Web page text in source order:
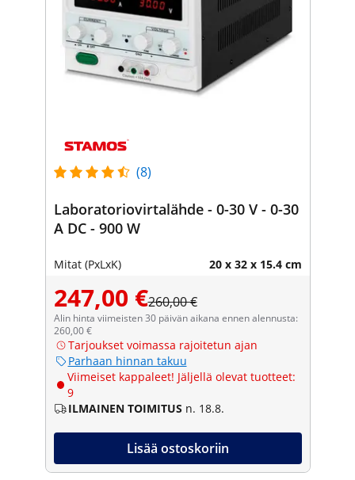
(8)
Laboratoriovirtalähde - 0-30 V - 0-30
A DC - 900 W
Mitat (PxLxK) 20 x 32 x 15.4 cm
247,00 €260,00 €
Alin hinta viimeisten 30 päivän aikana ennen alennusta:
260,00 €
Tarjoukset voimassa rajoitetun ajan
Parhaan hinnan takuu
Viimeiset kappaleet! Jäljellä olevat tuotteet:
9
ILMAINEN TOIMITUS n. 18.8.
Lisää ostoskoriin